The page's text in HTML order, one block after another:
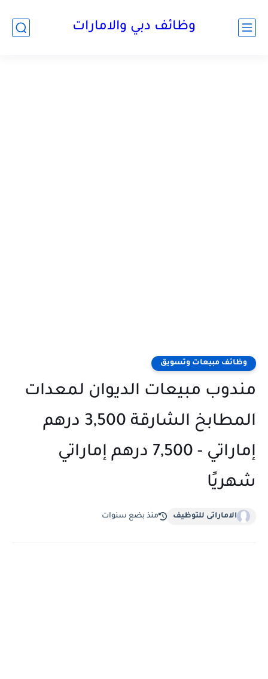
وظائف دبي والامارات
وظائف مبيعات وتسويق
مندوب مبيعات الديوان لمعدات
المطابخ الشارقة 3,500 درهم
إماراتي - 7,500 درهم إماراتي
شهريًا
الاماراتى للتوظيف منذ بضع سنوات